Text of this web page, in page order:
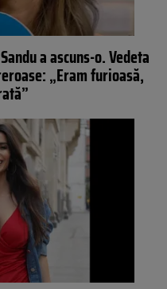
a ascuns-o. Vedeta
„Eram furioasă,